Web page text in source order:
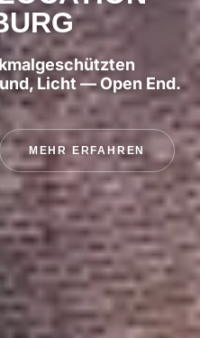
Licht — Open End.
MEHR ERFAHREN